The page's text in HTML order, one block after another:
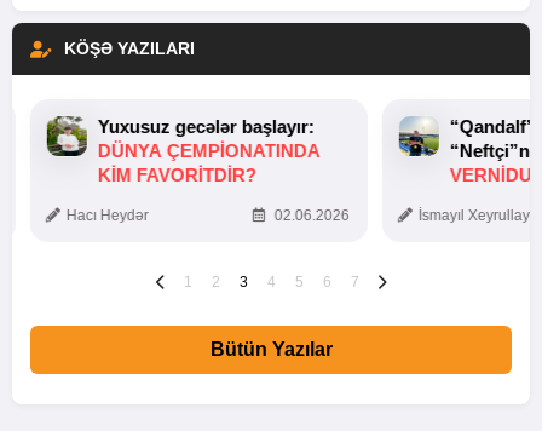
KÖŞƏ YAZILARI
Yuxusuz gecələr başlayır:
DÜNYA ÇEMPIONATINDA
KIM FAVORITDIR?
Hacı Heydər 02.06.2026 İsmayıl
1 2 3 4 5 6 7
Bütün Yazılar